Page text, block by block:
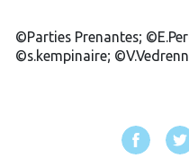
©Parties Prenantes;
©s.kempinaire;